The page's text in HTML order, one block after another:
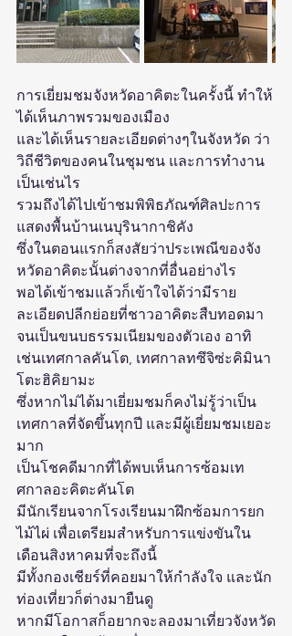
การเยี่ยมชมจังหวัดอาคิตะในครั้งนี้ ทำให้
ได้เห็นภาพรวมของเมือง
และได้เห็นรายละเอียดต่างๆในจังหวัด ว่า
วิถีชีวิตของคนในชุมชน และการทำงาน
เป็นเช่นไร
รวมถึงได้ไปเข้าชมพิพิธภัณฑ์ศิลปะการ
แสดงพื้นบ้านเนบุรินากาชิคัง
ซึ่งในตอนแรกก็สงสัยว่าประเพณีของจัง
หวัดอาคิตะนั้นต่างจากที่อื่นอย่างไร
พอได้เข้าชมแล้วก็เข้าใจได้ว่ามีราย
ละเอียดปลีกย่อยที่ชาวอาคิตะสืบทอดมา
จนเป็นขนบธรรมเนียมของตัวเอง อาทิ
เช่นเทศกาลคันโต, เทศกาลทซึจิซ่ะคิมินา
โตะฮิคิยามะ
ซึ่งหากไม่ได้มาเยี่ยมชมก็คงไม่รู้ว่าเป็น
เทศกาลที่จัดขึ้นทุกปี และมีผู้เยี่ยมชมเยอะ
มาก
เป็นโชคดีมากที่ได้พบเห็นการซ้อมเท
ศกาลอะคิตะคันโต
มีนักเรียนจากโรงเรียนมาฝึกซ้อมการยก
ไม้ไผ่ เพื่อเตรียมสำหรับการแข่งขันใน
เดือนสิงหาคมที่จะถึงนี้
มีทั้งกองเชียร์ที่คอยมาให้กำลังใจ และนัก
ท่องเที่ยวก็ต่างมายืนดู
หากมีโอกาสก็อยากจะลองมาเที่ยวจังหวัด